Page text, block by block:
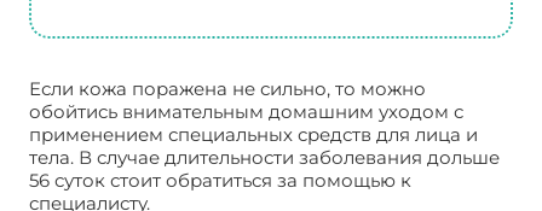
Если кожа поражена не сильно, то можно
обойтись внимательным домашним уходом с
применением специальных средств для лица и
тела. В случае длительности заболевания дольше
56 суток стоит обратиться за помощью к
специалисту.